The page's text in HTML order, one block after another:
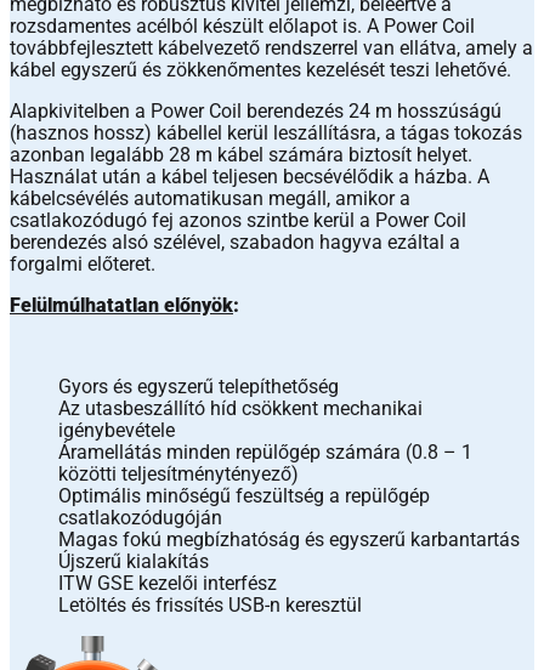
rozsdamentes acélból készült előlapot is. A Power Coil
továbbfejlesztett kábelvezető rendszerrel van ellátva, amely a
kábel egyszerű és zökkenőmentes kezelését teszi lehetővé.
Alapkivitelben a Power Coil berendezés 24 m hosszúságú
(hasznos hossz) kábellel kerül leszállításra, a tágas tokozás
azonban legalább 28 m kábel számára biztosít helyet.
Használat után a kábel teljesen becsévélődik a házba. A
kábelcsévélés automatikusan megáll, amikor a
csatlakozódugó fej azonos szintbe kerül a Power Coil
berendezés alsó szélével, szabadon hagyva ezáltal a
forgalmi előteret.
Felülmúlhatatlan előnyök:
Gyors és egyszerű telepíthetőség
Az utasbeszállító híd csökkent mechanikai
igénybevétele
Áramellátás minden repülőgép számára (0.8 – 1
közötti teljesítménytényező)
Optimális minőségű feszültség a repülőgép
csatlakozódugóján
Magas fokú megbízhatóság és egyszerű karbantartás
Újszerű kialakítás
ITW GSE kezelői interfész
Letöltés és frissítés USB-n keresztül